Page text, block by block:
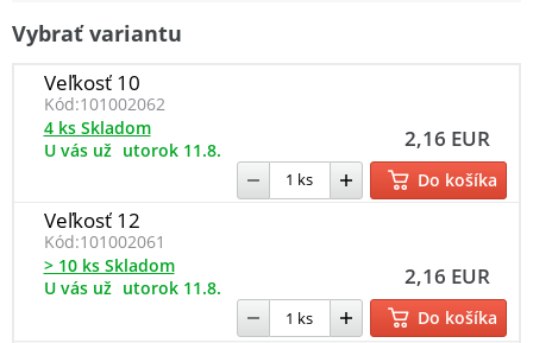
Vybrať variantu
Veľkosť 10
Kód:101002062
2,16 EUR
4 ks Skladom
U vás už utorok 11.8.
Do košíka
Veľkosť 12
Kód:101002061
2,16 EUR
> 10 ks Skladom
U vás už utorok 11.8.
Do košíka